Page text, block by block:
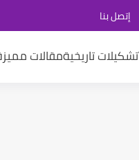
إتصل بنا
تشكيلات تاريخيةمقالات